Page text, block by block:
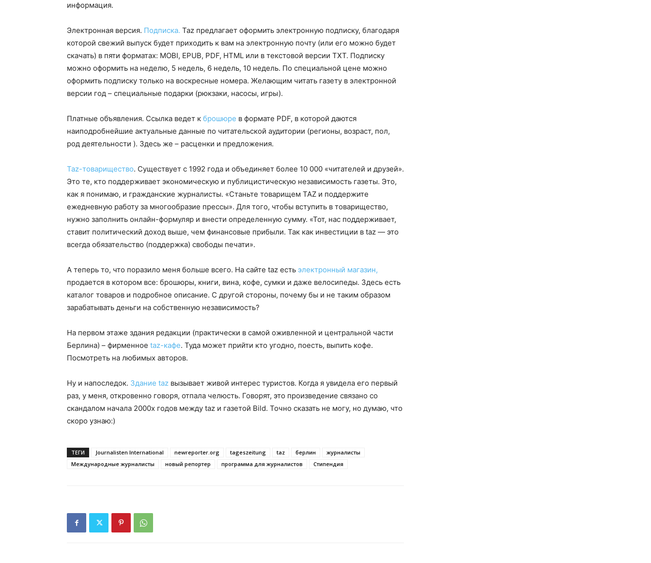
информация.
Электронная версия. Подписка. Taz предлагает оформить электронную подписку, благодаря
которой свежий выпуск будет приходить к вам на электронную почту (или его можно будет
скачать) в пяти форматах: MOBI, EPUB, PDF, HTML или в текстовой версии TXT. Подписку
можно оформить на неделю, 5 недель, 6 недель, 10 недель. По специальной цене можно
оформить подписку только на воскресные номера. Желающим читать газету в электронной
версии год – специальные подарки (рюкзаки, насосы, игры).
Платные объявления. Ссылка ведет к брошюре в формате PDF, в которой даются
наиподробнейшие актуальные данные по читательской аудитории (регионы, возраст, пол,
род деятельности ). Здесь же – расценки и предложения.
Taz-товарищество. Существует с 1992 года и объединяет более 10 000 «читателей и друзей».
Это те, кто поддерживает экономическую и публицистическую независимость газеты. Это,
как я понимаю, и гражданские журналисты. «Станьте товарищем TAZ и поддержите
ежедневную работу за многообразие прессы». Для того, чтобы вступить в товарищество,
нужно заполнить онлайн-формуляр и внести определенную сумму. «Тот, нас поддерживает,
ставит политический доход выше, чем финансовые прибыли. Так как инвестиции в taz — это
всегда обязательство (поддержка) свободы печати».
А теперь то, что поразило меня больше всего. На сайте taz есть электронный магазин,
продается в котором все: брошюры, книги, вина, кофе, сумки и даже велосипеды. Здесь есть
каталог товаров и подробное описание. С другой стороны, почему бы и не таким образом
зарабатывать деньги на собственную независимость?
На первом этаже здания редакции (практически в самой оживленной и центральной части
Берлина) – фирменное taz-кафе. Туда может прийти кто угодно, поесть, выпить кофе.
Посмотреть на любимых авторов.
Ну и напоследок. Здание taz вызывает живой интерес туристов. Когда я увидела его первый
раз, у меня, откровенно говоря, отпала челюсть. Говорят, это произведение связано со
скандалом начала 2000х годов между taz и газетой Bild. Точно сказать не могу, но думаю, что
скоро узнаю:)
ТЕГИ Journalisten International newreporter.org tageszeitung taz берлин
журналисты
Международные журналисты
новый репортер программа для журналистов Стипендия